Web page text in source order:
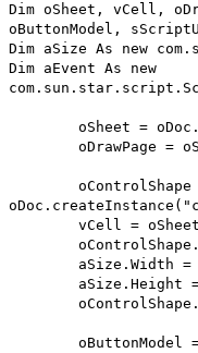
Dim oSheet, vCell,
oButtonModel,
Dim aSize As new
Dim aEvent As new
oSheet =
oDrawPage =
oControlShape
vCell =
aSize.Width =
aSize.Height
oButtonModel